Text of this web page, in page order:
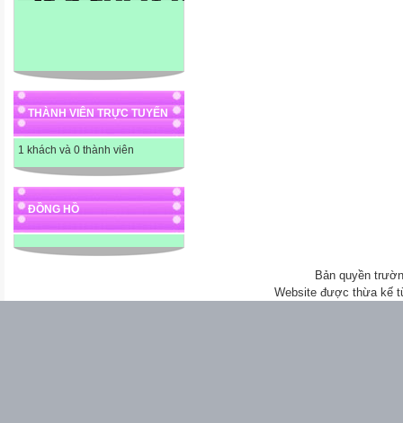
THÀNH VIÊN TRỰC TUYẾN
1 khách và 0 thành viên
ĐỒNG HỒ
Bản quyền
Website được thừa kế